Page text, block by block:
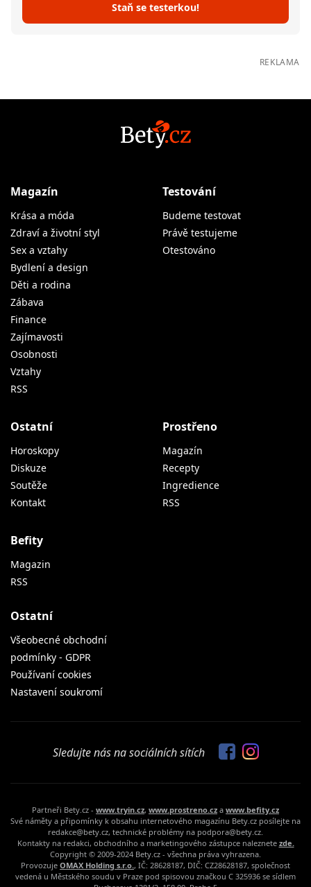
Staň se testerkou!
REKLAMA
Magazín
Krása a móda
Zdraví a životní styl
Sex a vztahy
Bydlení a design
Děti a rodina
Zábava
Finance
Zajímavosti
Osobnosti
Vztahy
RSS
Testování
Budeme testovat
Právě testujeme
Otestováno
Ostatní
Horoskopy
Diskuze
Soutěže
Kontakt
Prostřeno
Magazín
Recepty
Ingredience
RSS
Befity
Magazin
RSS
Ostatní
Všeobecné obchodní
podmínky - GDPR
Používaní cookies
Nastavení soukromí
Sledujte nás na sociálních sítích
Partneři Bety.cz - www.tryin.cz, www.prostreno.cz a www.befity.cz
Své náměty a připomínky k obsahu internetového magazínu Bety.cz posílejte na
redakce@bety.cz, technické problémy na podpora@bety.cz.
Kontakty na redakci, obchodního a marketingového zástupce naleznete zde.
Copyright © 2009-2024 Bety.cz - všechna práva vyhrazena.
Provozuje OMAX Holding s.r.o., IČ: 28628187, DIČ: CZ28628187, společnost
vedená u Městského soudu v Praze pod spisovou značkou C 325936 se sídlem